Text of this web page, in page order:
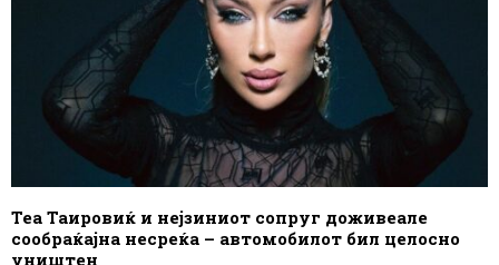
Теа Таировиќ и нејзиниот сопруг доживеале
сообраќајна несреќа – автомобилот бил целосно
уништен